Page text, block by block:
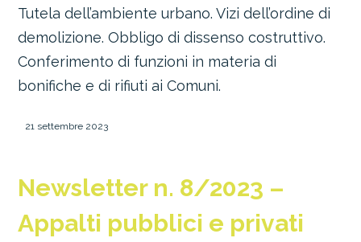
Tutela dell’ambiente urbano. Vizi dell’ordine di
demolizione. Obbligo di dissenso costruttivo.
Conferimento di funzioni in materia di
bonifiche e di rifiuti ai Comuni.
21 settembre 2023
Newsletter n. 8/2023 –
Appalti pubblici e privati